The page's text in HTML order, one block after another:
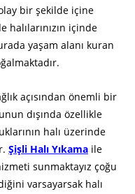
bir şekilde içine
halılarınızın içinde
yaşam alanı kuran
açısından önemli bir
dışında özellikle
halı üzerinde
Şişli Halı Yıkama ile
sunmaktayız çoğu
varsayarsak halı